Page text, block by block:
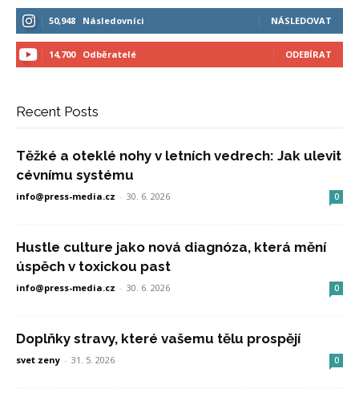
50,948 Následovníci NÁSLEDOVAT
14,700 Odběratelé ODEBÍRAT
Recent Posts
Těžké a oteklé nohy v letních vedrech: Jak ulevit
cévnímu systému
info@press-media.cz - 30. 6. 2026 0
Hustle culture jako nová diagnóza, která mění
úspěch v toxickou past
info@press-media.cz - 30. 6. 2026 0
Doplňky stravy, které vašemu tělu prospějí
svet zeny - 31. 5. 2026 0